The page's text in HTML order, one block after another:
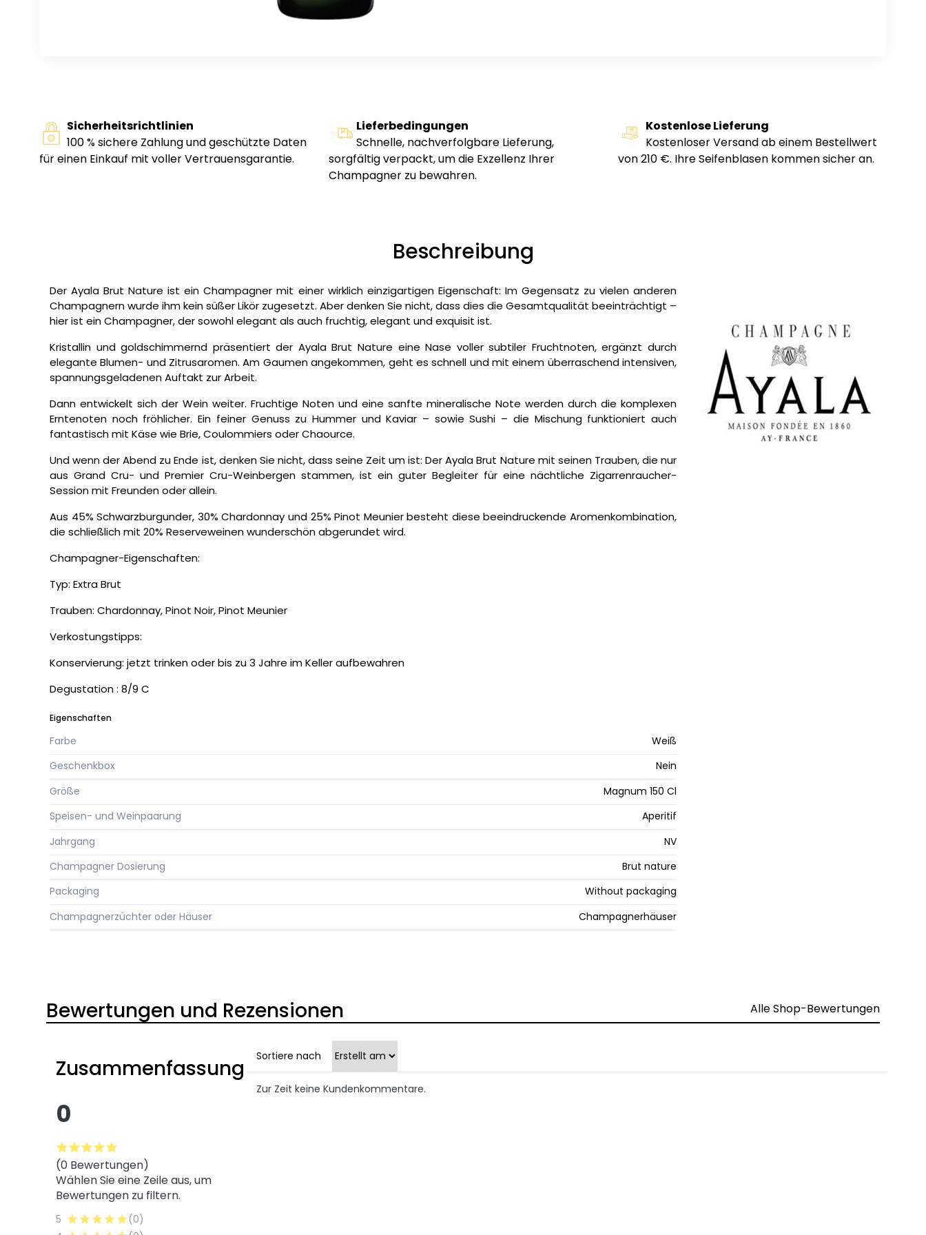
Sicherheitsrichtlinien
100 % sichere Zahlung und geschützte Daten
für einen Einkauf mit voller Vertrauensgarantie.
Lieferbedingungen
Schnelle, nachverfolgbare Lieferung,
sorgfältig verpackt, um die Exzellenz Ihrer
Champagner zu bewahren.
Kostenlose Lieferung
Kostenloser Versand ab einem Bestellwert
von 210 €. Ihre Seifenblasen kommen sicher an.
Beschreibung
Der Ayala Brut Nature ist ein Champagner mit einer wirklich einzigartigen Eigenschaft: Im Gegensatz zu vielen anderen
Champagnern wurde ihm kein süßer Likör zugesetzt. Aber denken Sie nicht, dass dies die Gesamtqualität beeinträchtigt –
hier ist ein Champagner, der sowohl elegant als auch fruchtig, elegant und exquisit ist.
Kristallin und goldschimmernd präsentiert der Ayala Brut Nature eine Nase voller subtiler Fruchtnoten, ergänzt durch
elegante Blumen- und Zitrusaromen. Am Gaumen angekommen, geht es schnell und mit einem überraschend intensiven,
spannungsgeladenen Auftakt zur Arbeit.
Dann entwickelt sich der Wein weiter. Fruchtige Noten und eine sanfte mineralische Note werden durch die komplexen
Erntenoten noch fröhlicher. Ein feiner Genuss zu Hummer und Kaviar – sowie Sushi – die Mischung funktioniert auch
fantastisch mit Käse wie Brie, Coulommiers oder Chaource.
Und wenn der Abend zu Ende ist, denken Sie nicht, dass seine Zeit um ist: Der Ayala Brut Nature mit seinen Trauben, die nur
aus Grand Cru- und Premier Cru-Weinbergen stammen, ist ein guter Begleiter für eine nächtliche Zigarrenraucher-
Session mit Freunden oder allein.
Aus 45% Schwarzburgunder, 30% Chardonnay und 25% Pinot Meunier besteht diese beeindruckende Aromenkombination,
die schließlich mit 20% Reserveweinen wunderschön abgerundet wird.
Champagner-Eigenschaften:
Typ: Extra Brut
Trauben: Chardonnay, Pinot Noir, Pinot Meunier
Verkostungstipps:
Konservierung: jetzt trinken oder bis zu 3 Jahre im Keller aufbewahren
Degustation : 8/9 C
Eigenschaften
Farbe
Weiß
Geschenkbox
Nein
Größe
Magnum 150 Cl
Speisen- und Weinpaarung
Aperitif
Jahrgang
NV
Champagner Dosierung
Brut nature
Packaging
Without packaging
Champagnerzüchter oder Häuser
Champagnerhäuser
Bewertungen und Rezensionen Alle Shop-Bewertungen
Zusammenfassung
0
(0 Bewertungen)
Wählen Sie eine Zeile aus, um
Bewertungen zu filtern.
5
(0)
Sortiere nach
Zur Zeit keine Kundenkommentare.